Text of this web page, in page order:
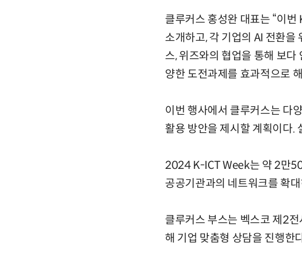
클루커스 홍성완 대표는 “이
소개하고, 각 기업의 AI 전환을
스, 위즈와의 협업을 통해 보
양한 도전과제를 효과적으로
이번 행사에서 클루커스는 다
활용 방안을 제시할 계획이다.
2024 K-ICT Week는 약 2만
공공기관과의 네트워크를 확
클루커스 부스는 벡스코 제2
해 기업 맞춤형 상담을 진행한